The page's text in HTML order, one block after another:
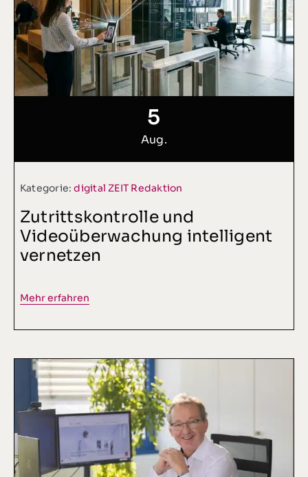
5
Aug.
Kategorie:digital ZEIT Redaktion
Zutrittskontrolle und
Videoüberwachung intelligent
vernetzen
Mehr erfahren